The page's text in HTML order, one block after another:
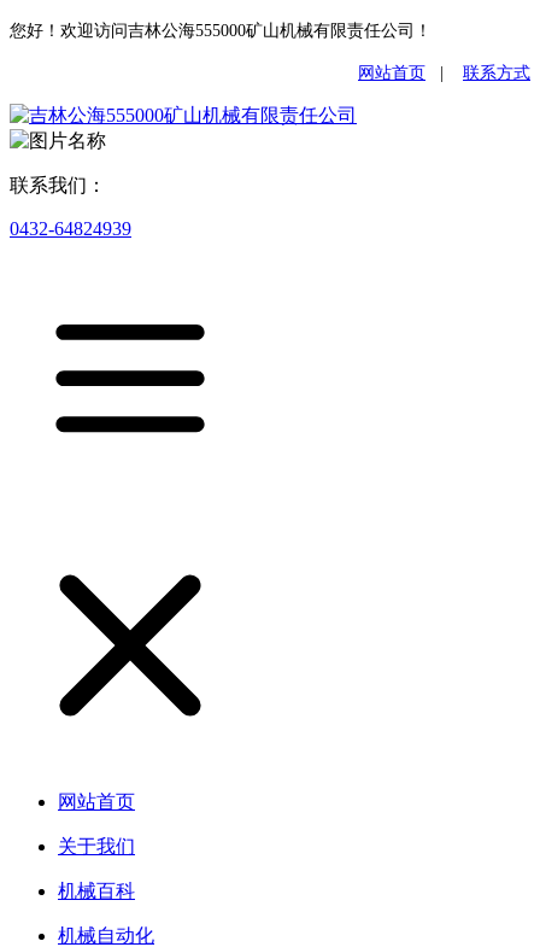
您好！欢迎访问吉林公海555000矿山机械有限责任公司！
网站首页 联系方式
联系我们：
0432-64824939
网站首页
关于我们
机械百科
机械自动化